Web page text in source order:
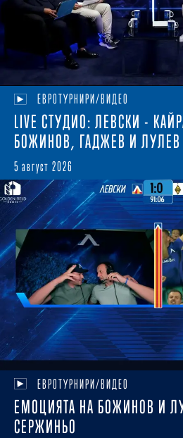
ЕВРОТУРНИРИ/ВИДЕО
LIVE СТУДИО: ЛЕВСКИ -
БОЖИНОВ, ГАДЖЕВ И ЛУЛЕВ
5 август 2026
ЕВРОТУРНИРИ/ВИДЕО
ЕМОЦИЯТА НА БОЖИНОВ И
СЕРЖИНЬО